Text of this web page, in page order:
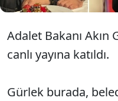
Adalet Bakanı Akın
canlı yayına katıldı.
Gürlek burada,